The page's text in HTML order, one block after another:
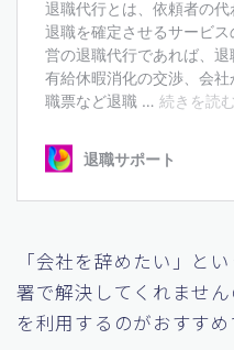
「会社を辞めたい」と
署で解決してくれませ
を利用するのがおすすめ